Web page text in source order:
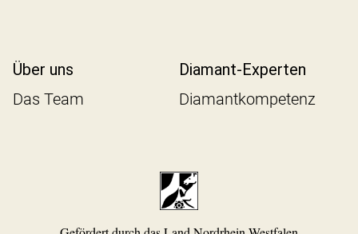
Über uns
Das Team
Diamant-Experten
Diamantkompetenz